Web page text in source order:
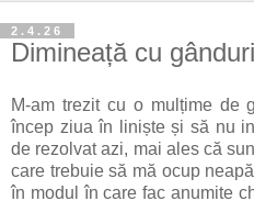
2.4.26
Dimineață cu gânduri
M-am trezit cu o mulțime de
încep ziua în liniște și să nu
de rezolvat azi, mai ales că
care trebuie să mă ocup
în modul în care fac anumite